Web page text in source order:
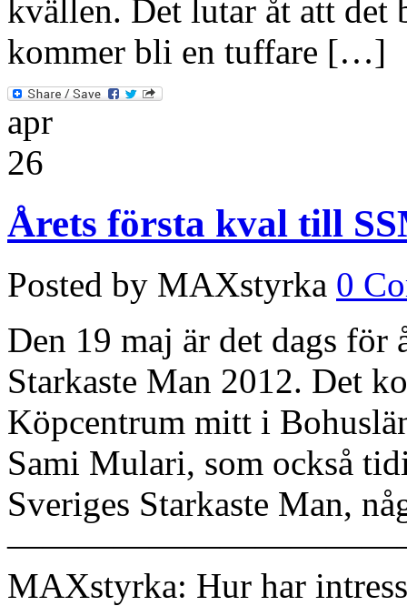
kvällen. Det lutar åt att
kommer bli en tuffare […]
apr
26
Årets första kval till
Posted by MAXstyrka 0
Den 19 maj är det dags
Starkaste Man 2012. Det
Köpcentrum mitt i
Sami Mulari, som också
Sveriges Starkaste Man,
MAXstyrka: Hur har